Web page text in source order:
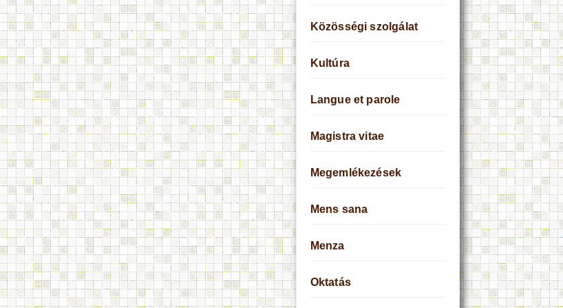
Közösségi szolgálat
Kultúra
Langue et parole
Magistra vitae
Megemlékezések
Mens sana
Menza
Oktatás